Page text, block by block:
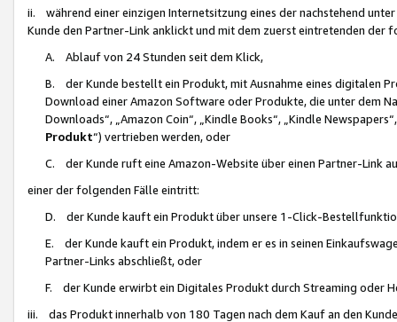
ii. während einer einzigen Internetsitzung eines der nachstehend
Kunde den Partner-Link anklickt und mit dem zuerst eintretenden der
A. Ablauf von 24 Stunden seit dem Klick,
B. der Kunde bestellt ein Produkt, mit Ausnahme eines digitalen
Download einer Amazon Software oder Produkte, die unter dem
Downloads“, „Amazon Coin“, „Kindle Books“, „Kindle
Produkt“) vertrieben werden, oder
C. der Kunde ruft eine Amazon-Website über einen Partner-Link
einer der folgenden Fälle eintritt:
D. der Kunde kauft ein Produkt über unsere 1-Click-
E. der Kunde kauft ein Produkt, indem er es in seinen
Partner-Links abschließt, oder
F. der Kunde erwirbt ein Digitales Produkt durch Streaming oder
iii. das Produkt innerhalb von 180 Tagen nach dem Kauf an den